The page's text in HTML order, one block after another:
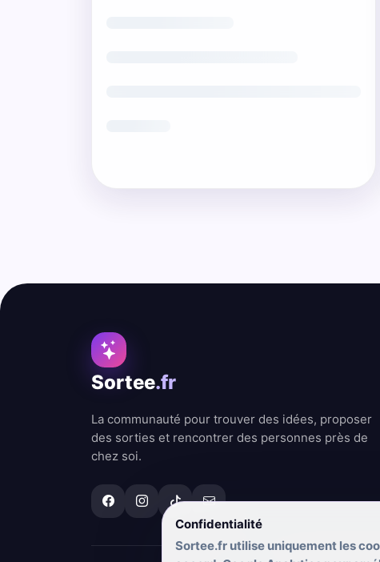
Sortee.fr
La communauté pour trouver des idées, proposer
des sorties et rencontrer des personnes près de
chez soi.
Confidentialité
Sortee.fr utilise uniquement les